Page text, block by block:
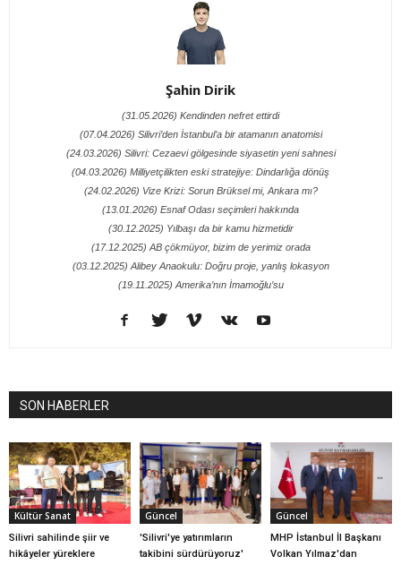
Şahin Dirik
(31.05.2026) Kendinden nefret ettirdi
(07.04.2026) Silivri’den İstanbul’a bir atamanın anatomisi
(24.03.2026) Silivri: Cezaevi gölgesinde siyasetin yeni sahnesi
(04.03.2026) Milliyetçilikten eski stratejiye: Dindarlığa dönüş
(24.02.2026) Vize Krizi: Sorun Brüksel mi, Ankara mı?
(13.01.2026) Esnaf Odası seçimleri hakkında
(30.12.2025) Yılbaşı da bir kamu hizmetidir
(17.12.2025) AB çökmüyor, bizim de yerimiz orada
(03.12.2025) Alibey Anaokulu: Doğru proje, yanlış lokasyon
(19.11.2025) Amerika’nın İmamoğlu’su
SON HABERLER
Kültür Sanat
Silivri sahilinde şiir ve
hikâyeler yüreklere
Güncel
'Silivri'ye yatırımların
takibini sürdürüyoruz'
Güncel
MHP İstanbul İl Başkanı
Volkan Yılmaz'dan